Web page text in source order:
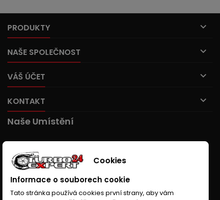
PRODUKTY 
NAŠE SPOLEČNOST 
VÁŠ ÚČET 
KONTAKT 
Naše Umístění
Cookies
Informace o souborech cookie
Tato stránka používá cookies první strany, aby vám